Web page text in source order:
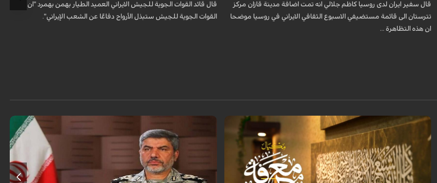
قال سفير ايران لدى روسيا كاظم جلالي انه تمت اضافة مدينة قازان مركز
تترستان الى قائمة مستضيفي الاسبوع الثقافي الايراني في روسيا موضحا
ان هذه التظاهرة ...
قال قائد القوات الجوية للجيش الايراني العميد الطيار بهمن بهمرد "ان
القوات الجوية للجيش ستبذل الأرواح دفاعًا عن الشعب الإيراني".